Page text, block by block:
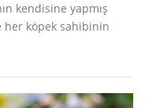
kendisine yapmış
her köpek sahibinin